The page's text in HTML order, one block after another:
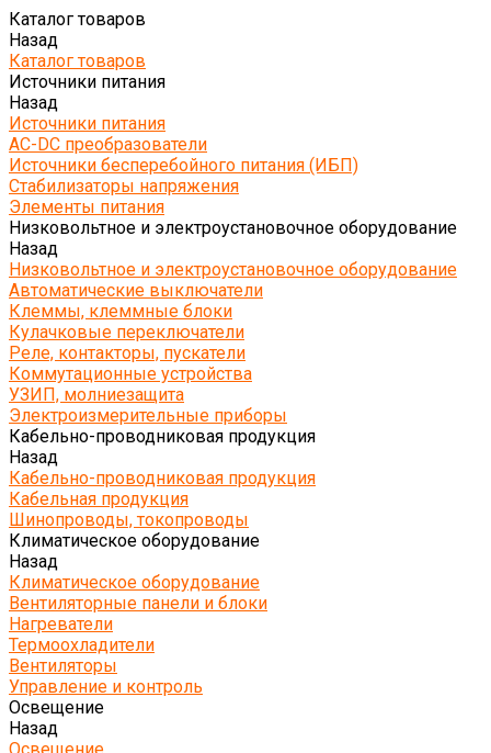
Каталог товаров
Назад
Каталог товаров
Источники питания
Назад
Источники питания
AC-DC преобразователи
Источники бесперебойного питания (ИБП)
Стабилизаторы напряжения
Элементы питания
Низковольтное и электроустановочное оборудование
Назад
Низковольтное и электроустановочное оборудование
Автоматические выключатели
Клеммы, клеммные блоки
Кулачковые переключатели
Реле, контакторы, пускатели
Коммутационные устройства
УЗИП, молниезащита
Электроизмерительные приборы
Кабельно-проводниковая продукция
Назад
Кабельно-проводниковая продукция
Кабельная продукция
Шинопроводы, токопроводы
Климатическое оборудование
Назад
Климатическое оборудование
Вентиляторные панели и блоки
Нагреватели
Термоохладители
Вентиляторы
Управление и контроль
Освещение
Назад